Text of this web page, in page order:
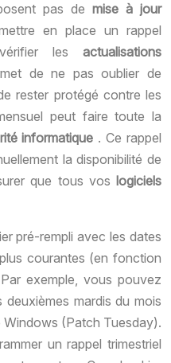
pas de mise à jour
en place un rappel
les actualisations
de ne pas oublier de
rester protégé contre les
peut faire toute la
informatique . Ce rappel
la disponibilité de
que tous vos logiciels
pré-rempli avec les dates
courantes (en fonction
exemple, vous pouvez
mardis du mois
Windows (Patch Tuesday).
un rappel trimestriel